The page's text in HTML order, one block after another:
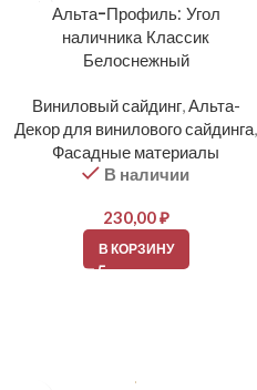
Альта-Профиль: Угол
наличника Классик
Белоснежный
Виниловый сайдинг,Альта-
Декор для винилового сайдинга,
Фасадные материалы
В наличии
230,00₽
В КОРЗИНУ